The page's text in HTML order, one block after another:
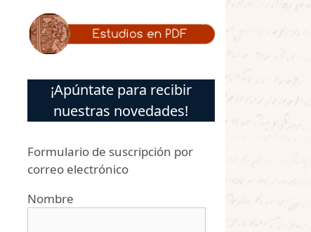
¡Apúntate para recibir
nuestras novedades!
Formulario de suscripción por
correo electrónico
Nombre